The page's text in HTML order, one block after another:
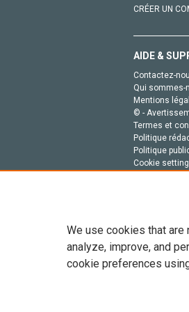
CRÉER UN
AIDE &
Contactez-
Qui sommes-
Mentions
© -
Termes et
Politique
Politique
Cookie
Tout le
de données,
We use cookies that
analyze, improve, and
cookie preferences